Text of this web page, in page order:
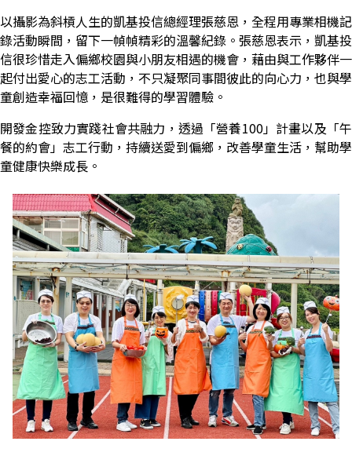
以攝影為斜槓人生的凱基投信總經理張慈恩 ， 全程用專業相機記
錄活動瞬間，留下一幀幀精彩的溫馨紀錄。張慈恩表示，凱基投
信很珍惜走入偏鄉校園與小朋友相遇的機會，藉由與工作夥伴一
起付出愛心的志工活動，不只凝聚同事間彼此的向心力，也與學
童創造幸福回憶，是很難得的學習體驗。
開發金控致力實踐社會共融力，透過「營養100」計畫以及「午
餐的約會」志工行動，持續送愛到偏鄉，改善學童生活，幫助學
童健康快樂成長。